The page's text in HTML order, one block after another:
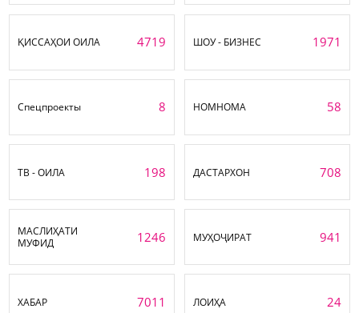
ҚИССАҲОИ ОИЛА 4719 ШОУ - БИЗНЕС 1971
Спецпроекты 8 НОМНОМА 58
ТВ - ОИЛА 198 ДАСТАРХОН 708
МАСЛИҲАТИ
МУФИД
1246 МУҲОҶИРАТ 941
ХАБАР 7011 ЛОИҲА 24